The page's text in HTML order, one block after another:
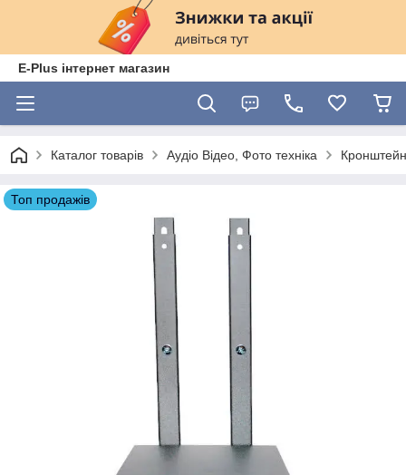
E-Plus інтернет магазин
Каталог товарів Аудіо Відео, Фото техніка
Топ продажів